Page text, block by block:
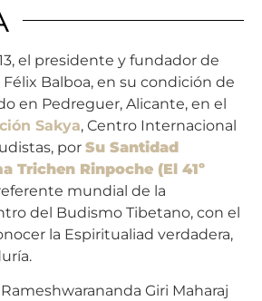
el presidente y fundador de
Balboa, en su condición de
en Pedreguer, Alicante, en el
Sakya, Centro Internacional
por Su Santidad
Trichen Rinpoche (El 41º
mundial de la
del Budismo Tibetano, con el
la Espiritualiad verdadera,
Giri Maharaj